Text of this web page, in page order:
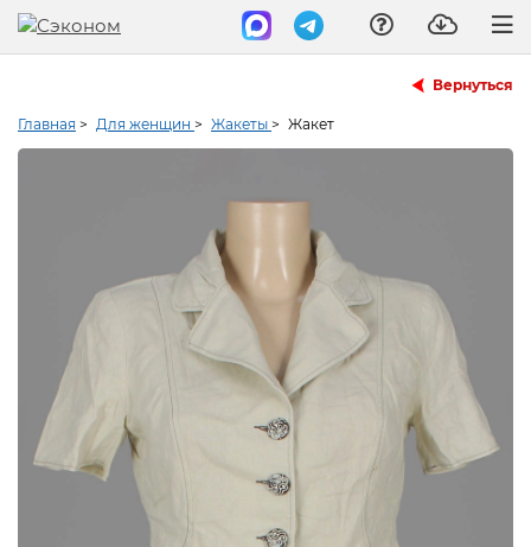
Вернуться
Главная > Для женщин > Жакеты > Жакет